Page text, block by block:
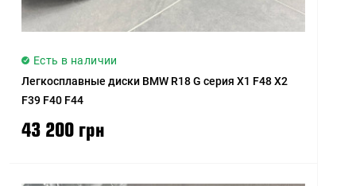
Есть в наличии
Легкосплавные диски BMW R18 G серия X1 F48 X2
F39 F40 F44
43 200 грн